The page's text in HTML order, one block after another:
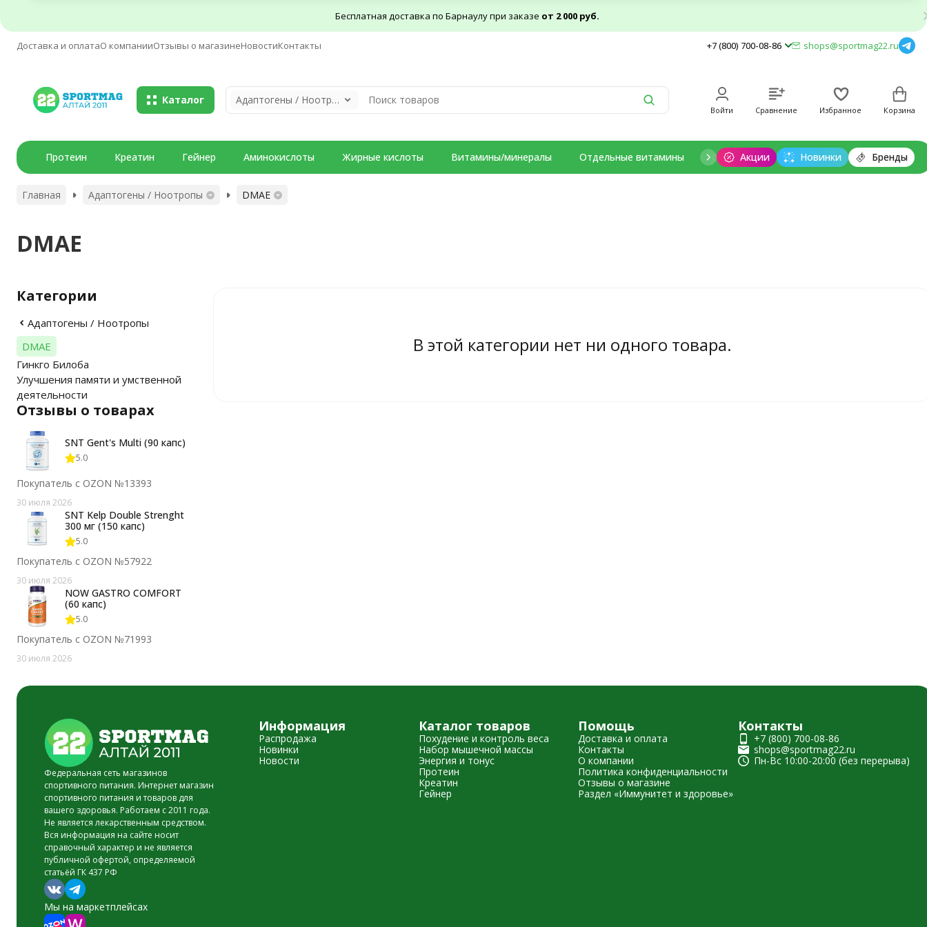
Бесплатная доставка по Барнаулу при заказе от 2 000 руб.
Доставка и оплатаО компанииОтзывы о магазинеНовостиКонтакты +7 (800) 700-08-86 shops@sportmag22.ru
Каталог Адаптогены / Ноотропы
Войти Сравнение Избранное Корзина
Акции Новинки Бренды
Протеин Креатин Гейнер Аминокислоты Жирные кислоты Витамины/минералы Отдельные витамины Отдельные минералы Добавки для
Главная Адаптогены / Ноотропы DMAE
DMAE
В этой категории нет ни одного товара.
Категории
Адаптогены / Ноотропы
DMAE
Гинкго Билоба
Улучшения памяти и умственной
деятельности
Отзывы о товарах
SNT Gent's Multi (90 капс)
5.0
Покупатель с OZON №13393
30 июля 2026
SNT Kelp Double Strenght
300 мг (150 капс)
5.0
Покупатель с OZON №57922
30 июля 2026
NOW GASTRO COMFORT
(60 капс)
5.0
Покупатель с OZON №71993
30 июля 2026
Федеральная сеть магазинов
спортивного питания. Интернет магазин
спортивного питания и товаров для
вашего здоровья. Работаем с 2011 года.
Не является лекарственным средством.
Вся информация на сайте носит
справочный характер и не является
публичной офертой, определяемой
статьёй ГК 437 РФ
Мы на маркетплейсах
Информация
Распродажа
Новинки
Новости
Каталог товаров
Похудение и контроль веса
Набор мышечной массы
Энергия и тонус
Протеин
Креатин
Гейнер
Помощь
Доставка и оплата
Контакты
О компании
Политика конфиденциальности
Отзывы о магазине
Раздел «Иммунитет и здоровье»
Контакты
+7 (800) 700-08-86
shops@sportmag22.ru
Пн-Вс 10:00-20:00 (без перерыва)